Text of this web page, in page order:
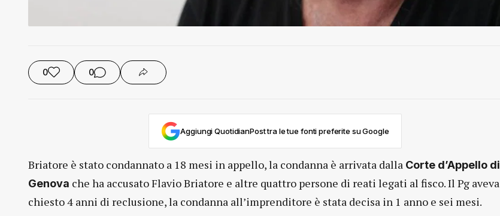
0 0
Aggiungi QuotidianPost tra le tue fonti preferite su Google
Briatore è stato condannato a 18 mesi in appello, la condanna è arrivata dalla Corte d’Appello di
Genova che ha accusato Flavio Briatore e altre quattro persone di reati legati al fisco. Il Pg aveva
chiesto 4 anni di reclusione, la condanna all’imprenditore è stata decisa in 1 anno e sei mesi.